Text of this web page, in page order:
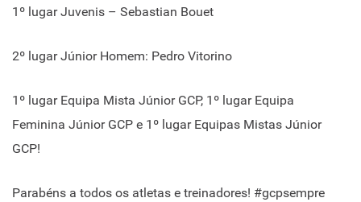
1º lugar Juvenis – Sebastian Bouet
2º lugar Júnior Homem: Pedro Vitorino
1º lugar Equipa Mista Júnior GCP, 1º lugar Equipa
Feminina Júnior GCP e 1º lugar Equipas Mistas Júnior
GCP!
Parabéns a todos os atletas e treinadores! #gcpsempre